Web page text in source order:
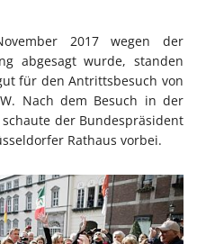
2017 wegen der
abgesagt wurde, standen
für den Antrittsbesuch von
Nach dem Besuch in der
der Bundespräsident
Rathaus vorbei.